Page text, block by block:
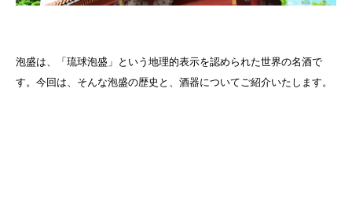
泡盛は、「琉球泡盛」という地理的表示を認められた世界の名酒で
す。今回は、そんな泡盛の歴史と、酒器についてご紹介いたします。